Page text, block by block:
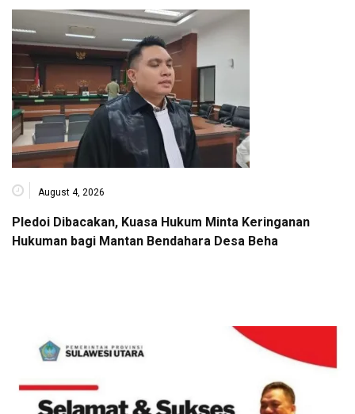
August 4, 2026
Pledoi Dibacakan, Kuasa Hukum Minta Keringanan
Hukuman bagi Mantan Bendahara Desa Beha